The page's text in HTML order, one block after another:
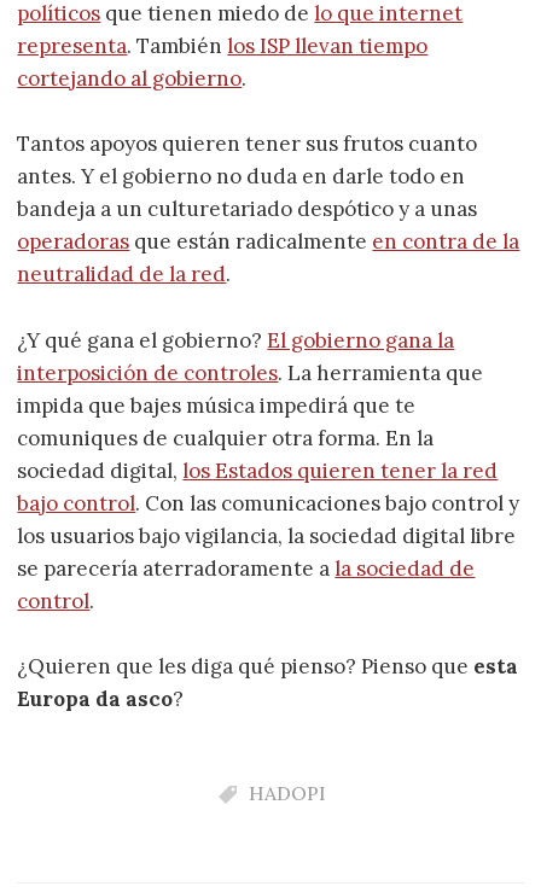
políticos que tienen miedo delo que internet
representa. Tambiénlos ISP llevan tiempo
cortejando al gobierno.
Tantos apoyos quieren tener sus frutos cuanto
antes. Y el gobierno no duda en darle todo en
bandeja a un culturetariado despótico y a unas
operadoras que están radicalmente en contra de la
neutralidad de la red.
¿Y qué gana el gobierno?El gobierno gana la
interposición de controles. La herramienta que
impida que bajes música impedirá que te
comuniques de cualquier otra forma. En la
sociedad digital,los Estados quieren tener la red
bajo control. Con las comunicaciones bajo control y
los usuarios bajo vigilancia, la sociedad digital libre
se parecería aterradoramente ala sociedad de
control.
¿Quieren que les diga qué pienso? Pienso que esta
Europa da asco?
HADOPI